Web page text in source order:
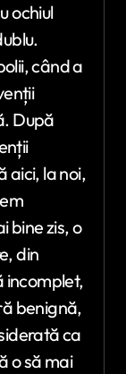
ochiul
când a
După
aici, la noi,
bine zis, o
din
incomplet,
benignă,
ca
o să mai